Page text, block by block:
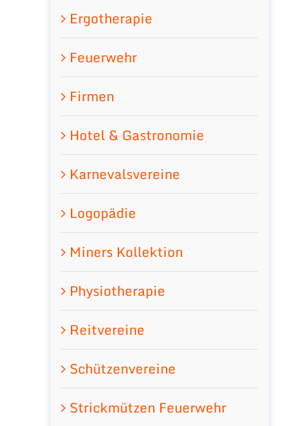
Ergotherapie
Feuerwehr
Firmen
Hotel & Gastronomie
Karnevalsvereine
Logopädie
Miners Kollektion
Physiotherapie
Reitvereine
Schützenvereine
Strickmützen Feuerwehr